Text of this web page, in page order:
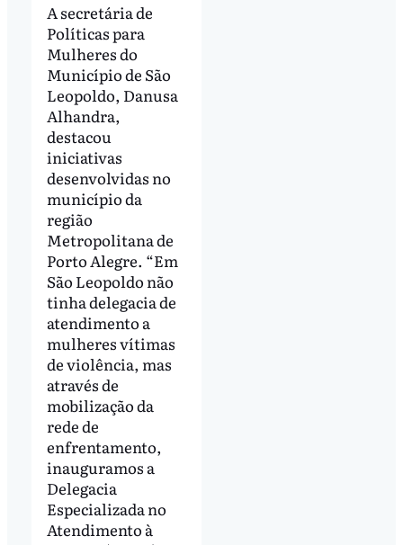
A secretária de
Políticas para
Mulheres do
Município de São
Leopoldo, Danusa
Alhandra,
destacou
iniciativas
desenvolvidas no
município da
região
Metropolitana de
Porto Alegre. “Em
São Leopoldo não
tinha delegacia de
atendimento a
mulheres vítimas
de violência, mas
através de
mobilização da
rede de
enfrentamento,
inauguramos a
Delegacia
Especializada no
Atendimento à